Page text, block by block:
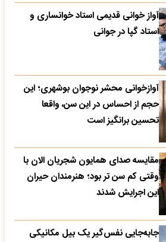
آواز خوانی قدیمی استاد خوانساری و
استاد گپا در جوانی
آوازخوانی محشر نوجوان بوشهری؛ این
حجم از احساس در این سن، واقعا
تحسین‌ برانگیز است
مقایسه صدای همایون شجریان الان با
وقتی کم سن تر بود؛ هنرمندان حیران
این اجرایش شدند
جابه‌جایی نفس‌گیر یک بیل مکانیکی